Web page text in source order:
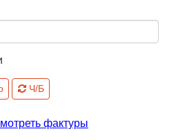
Ч/Б
фактуры